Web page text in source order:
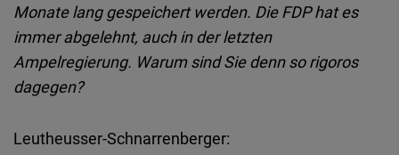
Monate lang gespeichert werden. Die FDP hat es
immer abgelehnt, auch in der letzten
Ampelregierung. Warum sind Sie denn so rigoros
dagegen?
Leutheusser-Schnarrenberger:
Podigee
Embed
Embed